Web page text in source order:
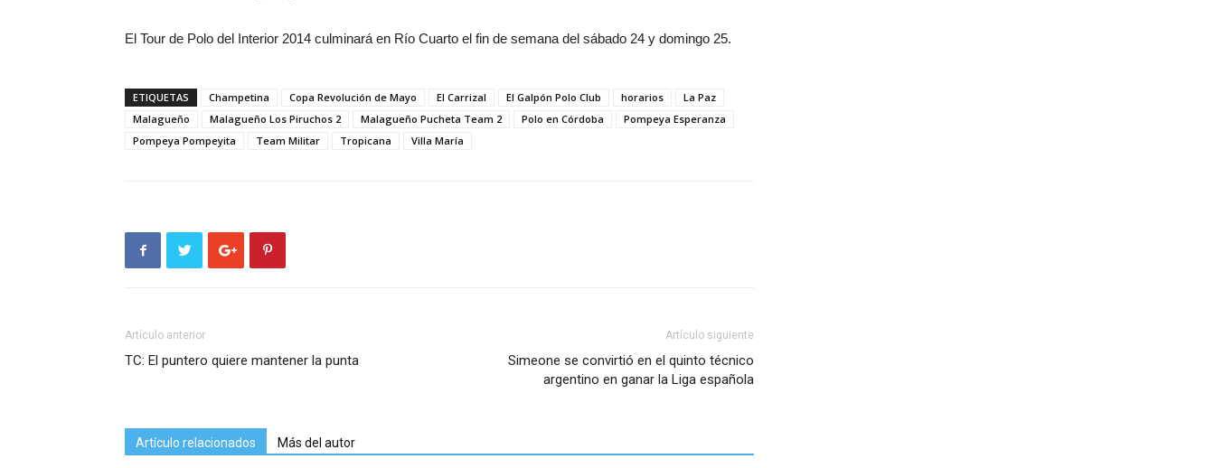
El Tour de Polo del Interior 2014 culminará en Río Cuarto el fin de semana del sábado 24 y domingo 25.
ETIQUETAS Champetina Copa Revolución de Mayo El Carrizal El Galpón Polo Club horarios
La Paz
Malagueño
Malagueño Los Piruchos 2 Malagueño Pucheta Team 2 Polo en Córdoba
Pompeya Esperanza
Pompeya Pompeyita
Team Militar Tropicana Villa María
Artículo anterior
TC: El puntero quiere mantener la punta
Artículo siguiente
Simeone se convirtió en el quinto técnico
argentino en ganar la Liga española
Artículo relacionados Más del autor